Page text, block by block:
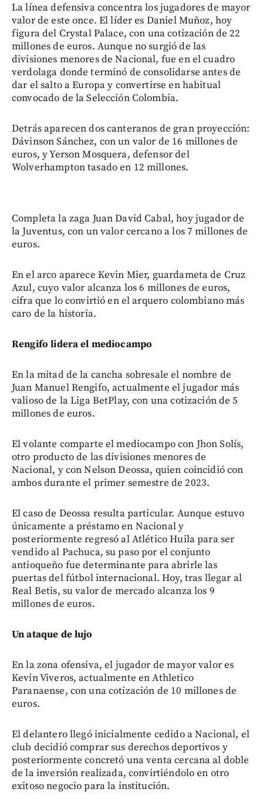
La línea defensiva concentra los jugadores de mayor
valor de este once. El líder es Daniel Muñoz, hoy
figura del Crystal Palace, con una cotización de 22
millones de euros. Aunque no surgió de las
divisiones menores de Nacional, fue en el cuadro
verdolaga donde terminó de consolidarse antes de
dar el salto a Europa y convertirse en habitual
convocado de la Selección Colombia.
Detrás aparecen dos canteranos de gran proyección:
Dávinson Sánchez, con un valor de 16 millones de
euros, y Yerson Mosquera, defensor del
Wolverhampton tasado en 12 millones.
Completa la zaga Juan David Cabal, hoy jugador de
la Juventus, con un valor cercano a los 7 millones de
euros.
En el arco aparece Kevin Mier, guardameta de Cruz
Azul, cuyo valor alcanza los 6 millones de euros,
cifra que lo convirtió en el arquero colombiano más
caro de la historia.
Rengifo lidera el mediocampo
En la mitad de la cancha sobresale el nombre de
Juan Manuel Rengifo, actualmente el jugador más
valioso de la Liga BetPlay, con una cotización de 5
millones de euros.
El volante comparte el mediocampo con Jhon Solís,
otro producto de las divisiones menores de
Nacional, y con Nelson Deossa, quien coincidió con
ambos durante el primer semestre de 2023.
El caso de Deossa resulta particular. Aunque estuvo
únicamente a préstamo en Nacional y
posteriormente regresó al Atlético Huila para ser
vendido al Pachuca, su paso por el conjunto
antioqueño fue determinante para abrirle las
puertas del fútbol internacional. Hoy, tras llegar al
Real Betis, su valor de mercado alcanza los 9
millones de euros.
Un ataque de lujo
En la zona ofensiva, el jugador de mayor valor es
Kevin Viveros, actualmente en Athletico
Paranaense, con una cotización de 10 millones de
euros.
El delantero llegó inicialmente cedido a Nacional, el
club decidió comprar sus derechos deportivos y
posteriormente concretó una venta cercana al doble
de la inversión realizada, convirtiéndolo en otro
exitoso negocio para la institución.